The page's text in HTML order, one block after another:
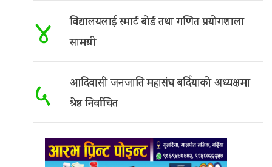
४ विद्यालयलाई स्मार्ट बोर्ड तथा गणित प्रयोगशाला
सामग्री
५ आदिवासी जनजाति महासंघ बर्दियाको अध्यक्षमा
श्रेष्ठ निर्वाचित